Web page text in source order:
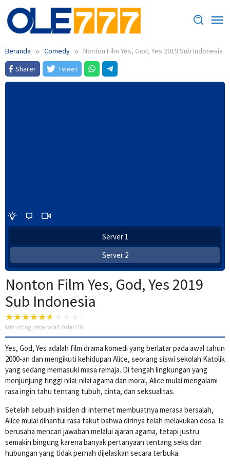
Loncat
ke
konten
Beranda Comedy
Nonton Film Yes, God, Yes 2019 Sub Indonesia
Sharer
Tweet
Server 1
Server 2
Nonton Film Yes, God, Yes 2019
Sub Indonesia
600 voting, rata-rata 6.0 dari 10
Yes, God, Yes adalah film drama komedi yang berlatar pada awal tahun
2000-an dan mengikuti kehidupan Alice, seorang siswi sekolah Katolik
yang sedang memasuki masa remaja. Di tengah lingkungan yang
menjunjung tinggi nilai-nilai agama dan moral, Alice mulai mengalami
rasa ingin tahu tentang tubuh, cinta, dan seksualitas.
Setelah sebuah insiden di internet membuatnya merasa bersalah,
Alice mulai dihantui rasa takut bahwa dirinya telah melakukan dosa. Ia
berusaha mencari jawaban melalui ajaran agama, tetapi justru
semakin bingung karena banyak pertanyaan tentang seks dan
hubungan yang tidak pernah dijelaskan secara terbuka.